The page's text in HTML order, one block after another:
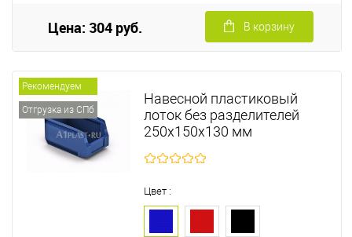
Цена: 304 руб. В корзину
Рекомендуем
Отгрузка из СПб
Навесной пластиковый
лоток без разделителей
250х150х130 мм
Цвет :